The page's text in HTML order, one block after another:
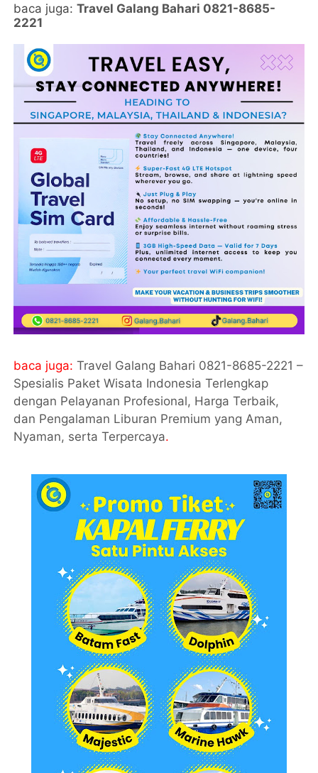
baca juga:Travel Galang Bahari 0821-8685-
2221
baca juga:Travel Galang Bahari 0821-8685-2221 –
Spesialis Paket Wisata Indonesia Terlengkap
dengan Pelayanan Profesional, Harga Terbaik,
dan Pengalaman Liburan Premium yang Aman,
Nyaman, serta Terpercaya.